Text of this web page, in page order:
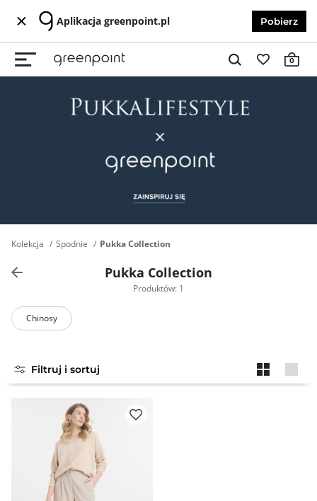
Aplikacja greenpoint.pl Pobierz
0
Kolekcja Spodnie Pukka Collection
Pukka Collection
Produktów: 1
Chinosy
Filtruj i sortuj